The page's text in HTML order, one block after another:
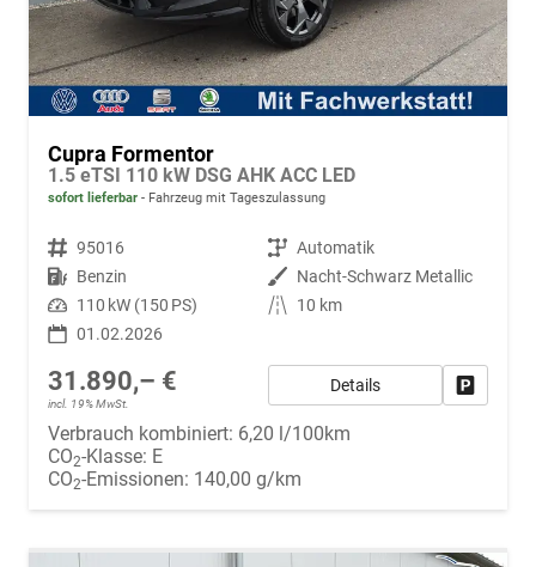
Cupra Formentor
1.5 eTSI 110 kW DSG AHK ACC LED
sofort lieferbar Fahrzeug mit Tageszulassung
Fahrzeugnr. 95016 Getriebe Automatik
Kraftstoff Benzin Außenfarbe Nacht-Schwarz Metallic
Leistung 110 kW (150 PS) Kilometerstand
10 km
01.02.2026
31.890,– €
incl. 19% MwSt.
Details
Verbrauch kombiniert: 6,20 l/100km
CO2-Klasse: E
CO2-Emissionen: 140,00 g/km